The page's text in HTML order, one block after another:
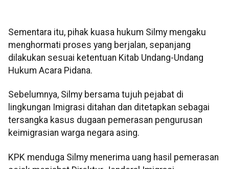
Sementara itu, pihak kuasa hukum Silmy mengaku
menghormati proses yang berjalan, sepanjang
dilakukan sesuai ketentuan Kitab Undang-Undang
Hukum Acara Pidana.
Sebelumnya, Silmy bersama tujuh pejabat di
lingkungan Imigrasi ditahan dan ditetapkan sebagai
tersangka kasus dugaan pemerasan pengurusan
keimigrasian warga negara asing.
KPK menduga Silmy menerima uang hasil pemerasan